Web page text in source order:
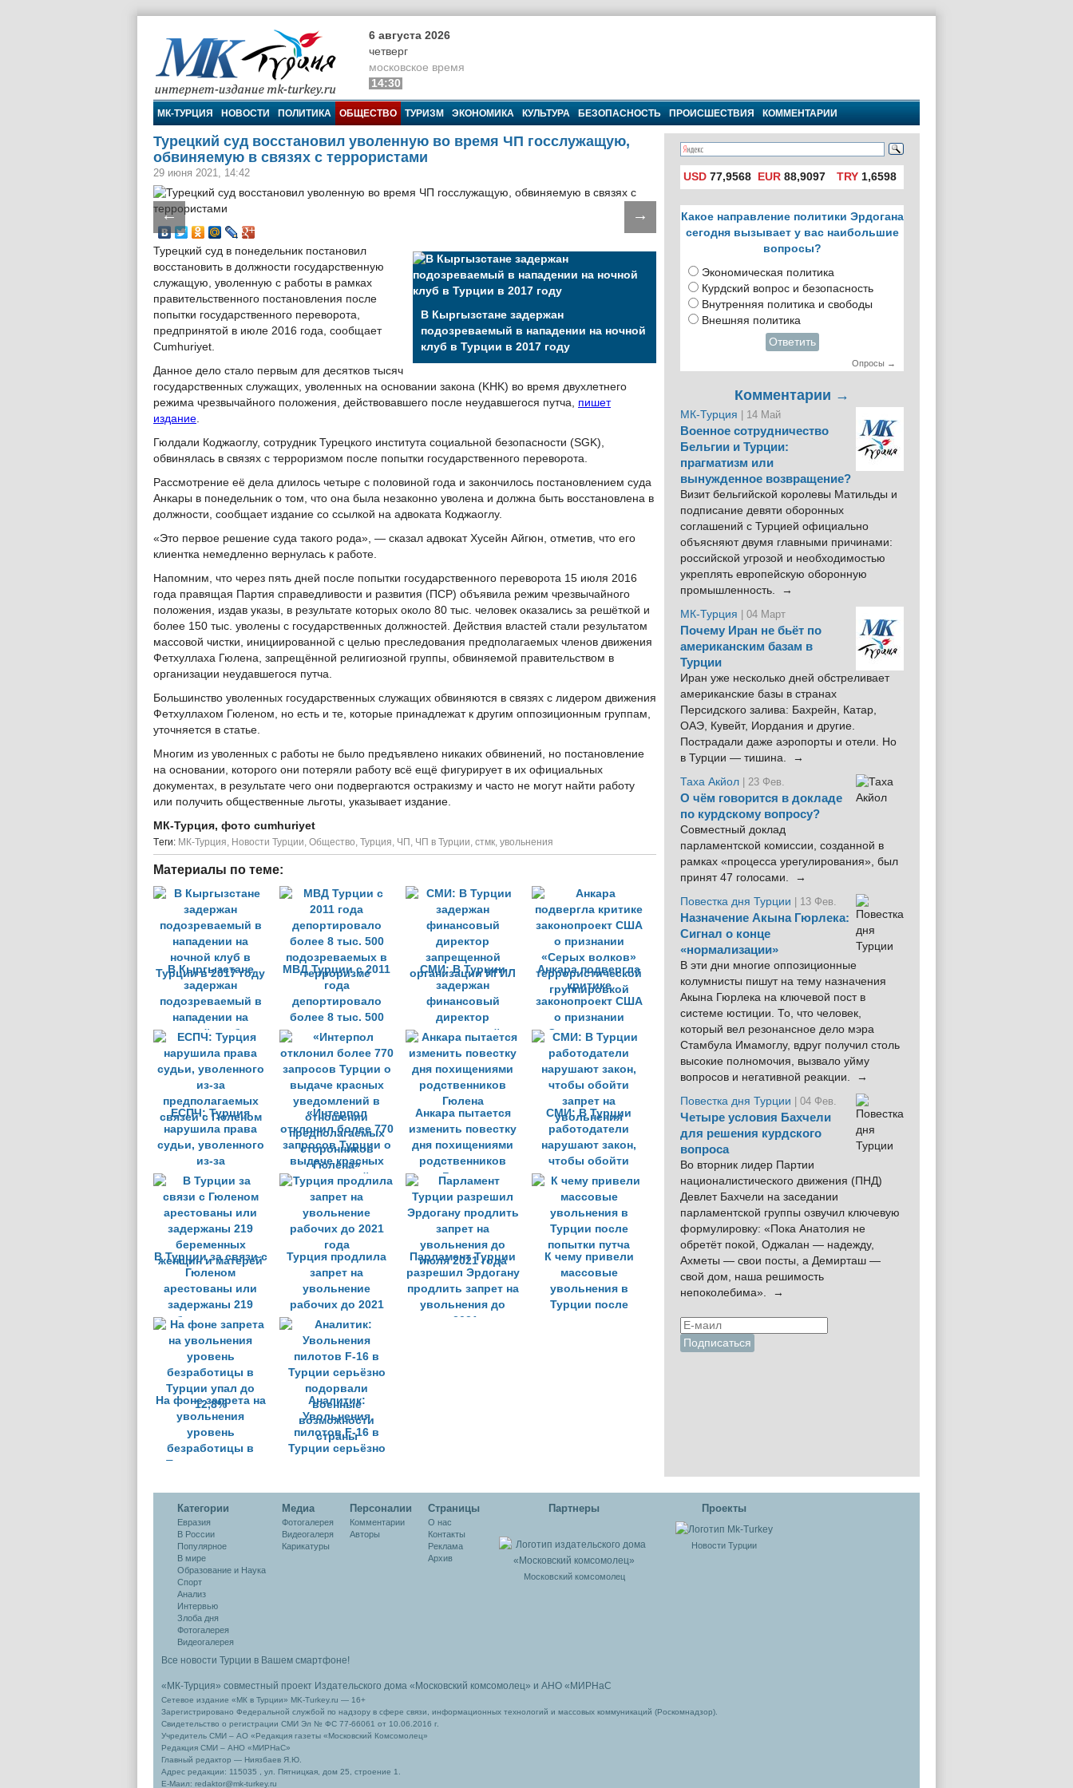
МК-Турция
6 августа 2026
четверг
московское время
14:30
МК-ТУРЦИЯ НОВОСТИ ПОЛИТИКА ОБЩЕСТВО ТУРИЗМ ЭКОНОМИКА КУЛЬТУРА БЕЗОПАСНОСТЬ ПРОИСШЕСТВИЯ КОММЕНТАРИИ
Турецкий суд восстановил уволенную во время ЧП госслужащую,
обвиняемую в связях с террористами
29 июня 2021, 14:42
← →
В Кыргызстане задержан
подозреваемый в нападении на ночной
клуб в Турции в 2017 году
Турецкий суд в понедельник постановил
восстановить в должности государственную
служащую, уволенную с работы в рамках
правительственного постановления после
попытки государственного переворота,
предпринятой в июле 2016 года, сообщает
Cumhuriyet.
Данное дело стало первым для десятков тысяч
государственных служащих, уволенных на основании закона (KHK) во время двухлетнего
режима чрезвычайного положения, действовавшего после неудавшегося путча, пишет
издание.
Гюлдали Коджаоглу, сотрудник Турецкого института социальной безопасности (SGK),
обвинялась в связях с терроризмом после попытки государственного переворота.
Рассмотрение её дела длилось четыре с половиной года и закончилось постановлением суда
Анкары в понедельник о том, что она была незаконно уволена и должна быть восстановлена в
должности, сообщает издание со ссылкой на адвоката Коджаоглу.
«Это первое решение суда такого рода», — сказал адвокат Хусейн Айгюн, отметив, что его
клиентка немедленно вернулась к работе.
Напомним, что через пять дней после попытки государственного переворота 15 июля 2016
года правящая Партия справедливости и развития (ПСР) объявила режим чрезвычайного
положения, издав указы, в результате которых около 80 тыс. человек оказались за решёткой и
более 150 тыс. уволены с государственных должностей. Действия властей стали результатом
массовой чистки, инициированной с целью преследования предполагаемых членов движения
Фетхуллаха Гюлена, запрещённой религиозной группы, обвиняемой правительством в
организации неудавшегося путча.
Большинство уволенных государственных служащих обвиняются в связях с лидером движения
Фетхуллахом Гюленом, но есть и те, которые принадлежат к другим оппозиционным группам,
уточняется в статье.
Многим из уволенных с работы не было предъявлено никаких обвинений, но постановление
на основании, которого они потеряли работу всё ещё фигурирует в их официальных
документах, в результате чего они подвергаются остракизму и часто не могут найти работу
или получить общественные льготы, указывает издание.
МК-Турция, фото cumhuriyet
Tеги: МК-Турция, Новости Турции, Общество, Турция, ЧП , ЧП в Турции, стмк, увольнения
Материалы по теме:
В Кыргызстане
задержан
подозреваемый в
нападении на
ночной клуб в
Турции в 2017 году
МВД Турции с 2011
года
депортировало
более 8 тыс. 500
подозреваемых в
терроризме
СМИ: В Турции
задержан
финансовый
директор
запрещенной
организации ИГИЛ
Анкара подвергла
критике
законопроект США
о признании
«Серых волков»
террористической
группировкой
ЕСПЧ: Турция
нарушила права
судьи, уволенного
из-за
предполагаемых
связей с Гюленом
«Интерпол
отклонил более 770
запросов Турции о
выдаче красных
уведомлений в
отношении
предполагаемых
сторонников
Гюлена»
Анкара пытается
изменить повестку
дня похищениями
родственников
Гюлена
СМИ: В Турции
работодатели
нарушают закон,
чтобы обойти
запрет на
увольнения
В Турции за связи с
Гюленом
арестованы или
задержаны 219
беременных
женщин и матерей
Турция продлила
запрет на
увольнение
рабочих до 2021
года
Парламент Турции
разрешил Эрдогану
продлить запрет на
увольнения до
июля 2021 года
К чему привели
массовые
увольнения в
Турции после
На фоне запрета на
увольнения
уровень
безработицы в
Турции упал до
Аналитик:
Увольнения
пилотов F-16 в
Турции серьёзно
возможности
страны
USD 77,9568 EUR 88,9097 TRY1,6598
Какое направление политики Эрдогана
сегодня вызывает у вас наибольшие
вопросы?
Экономическая политика
Курдский вопрос и безопасность
Внутренняя политика и свободы
Внешняя политика
Ответить
Опросы →
Комментарии →
МК-Турция | 14 Май
Военное сотрудничество
Бельгии и Турции:
прагматизм или
вынужденное возвращение?
Визит бельгийской королевы Матильды и
подписание девяти оборонных
соглашений с Турцией официально
объясняют двумя главными причинами:
российской угрозой и необходимостью
укреплять европейскую оборонную
промышленность. →
МК-Турция
| 04 Март
Почему Иран не бьёт по
американским базам в
Турции
Иран уже несколько дней обстреливает
американские базы в странах
Персидского залива: Бахрейн, Катар,
ОАЭ, Кувейт, Иордания и другие.
Пострадали даже аэропорты и отели. Но
в Турции — тишина. →
Таха Акйол | 23 Фев.
О чём говорится в докладе
по курдскому вопросу?
Совместный доклад
парламентской комиссии, созданной в
рамках «процесса урегулирования», был
принят 47 голосами. →
Повестка дня Турции
| 13 Фев.
Назначение Акына Гюрлека:
Сигнал о конце
«нормализации»
В эти дни многие оппозиционные
колумнисты пишут на тему назначения
Акына Гюрлека на ключевой пост в
системе юстиции. То, что человек,
который вел резонансное дело мэра
Стамбула Имамоглу, вдруг получил столь
высокие полномочия, вызвало уйму
вопросов и негативной реакции. →
Повестка дня Турции
| 04 Фев.
Четыре условия Бахчели
для решения курдского
вопроса
Во вторник лидер Партии
националистического движения (ПНД)
Девлет Бахчели на заседании
парламентской группы озвучил ключевую
формулировку: «Пока Анатолия не
обретёт покой, Оджалан — надежду,
Ахметы — свои посты, а Демирташ —
свой дом, наша решимость
непоколебима». →
Категории
Евразия
В России
Популярное
В мире
Образование и Наука
Спорт
Анализ
Интервью
Злоба дня
Фотогалерея
Видеогалерея
Медиа
Фотогалерея
Видеогалеря
Карикатуры
Персоналии
Комментарии
Авторы
Cтраницы
О нас
Контакты
Реклама
Архив
Партнеры
Московский комсомолец
Проекты
Новости Турции
Все новости Турции в Вашем смартфоне!
«МК-Турция» совместный проект Издательского дома «Московский комсомолец» и АНО «МИРНаС
Сетевое издание «МК в Турции» MK-Turkey.ru — 16+
Зарегистрировано Федеральной службой по надзору в сфере связи, информационных технологий и массовых коммуникаций (Роскомнадзор).
Свидетельство о регистрации СМИ Эл № ФС 77-66061 от 10.06.2016 г.
Учредитель СМИ – АО «Редакция газеты «Московский Комсомолец»
Редакция СМИ – АНО «МИРНаС»
Главный редактор — Ниязбаев Я.Ю.
Адрес редакции: 115035 , ул. Пятницкая, дом 25, строение 1.
Е-Маил: redaktor@mk-turkey.ru